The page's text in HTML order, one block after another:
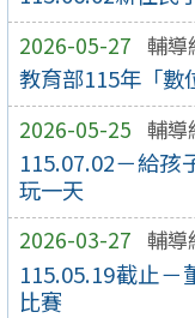
2026-05-27 輔導
教育部115年「數
2026-05-25 輔導
115.07.02－給孩
玩一天
2026-03-27 輔導
115.05.19截止－
比賽